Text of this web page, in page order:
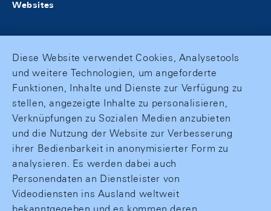
Websites
Diese Website verwendet Cookies, Analysetools
und weitere Technologien, um angeforderte
Funktionen, Inhalte und Dienste zur Verfügung zu
stellen, angezeigte Inhalte zu personalisieren,
Verknüpfungen zu Sozialen Medien anzubieten
und die Nutzung der Website zur Verbesserung
ihrer Bedienbarkeit in anonymisierter Form zu
analysieren. Es werden dabei auch
Personendaten an Dienstleister von
Videodiensten ins Ausland weltweit